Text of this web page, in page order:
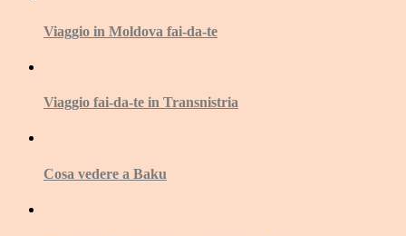
Viaggio in Moldova fai-da-te
Viaggio fai-da-te in Transnistria
Cosa vedere a Baku